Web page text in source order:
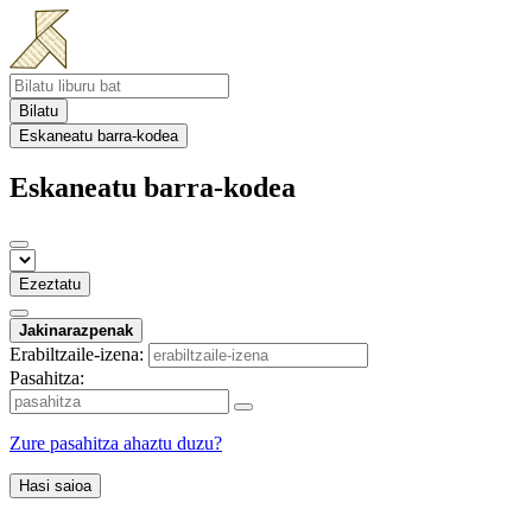
Bilatu
Eskaneatu barra-kodea
Eskaneatu barra-kodea
Ezeztatu
Jakinarazpenak
Erabiltzaile-izena:
Pasahitza:
Zure pasahitza ahaztu duzu?
Hasi saioa